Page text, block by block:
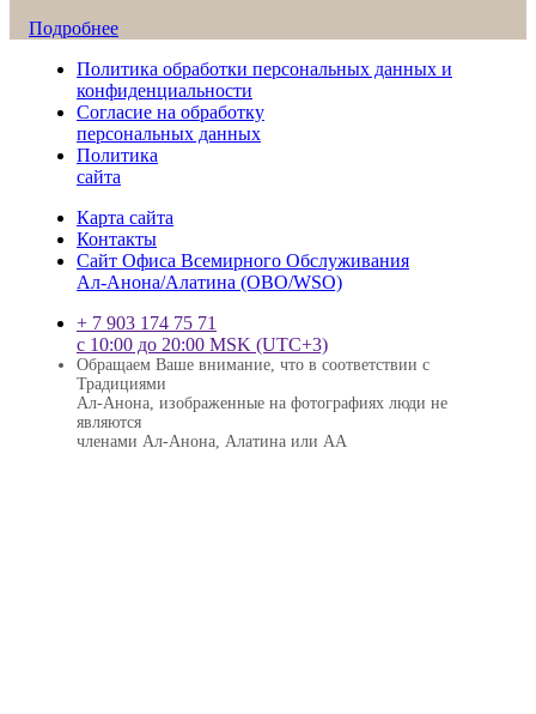
Подробнее
Политика обработки персональных данных и
конфиденциальности
Согласие на обработку
персональных данных
Политика
сайта
Карта сайта
Контакты
Сайт Офиса Всемирного Обслуживания
Ал-Анона/Алатина (ОВО/WSО)
+ 7 903 174 75 71
с 10:00 до 20:00 MSK (UTC+3)
Обращаем Ваше внимание, что в соответствии с
Традициями
Ал-Анона, изображенные на фотографиях люди не
являются
членами Ал-Анона, Алатина или АА